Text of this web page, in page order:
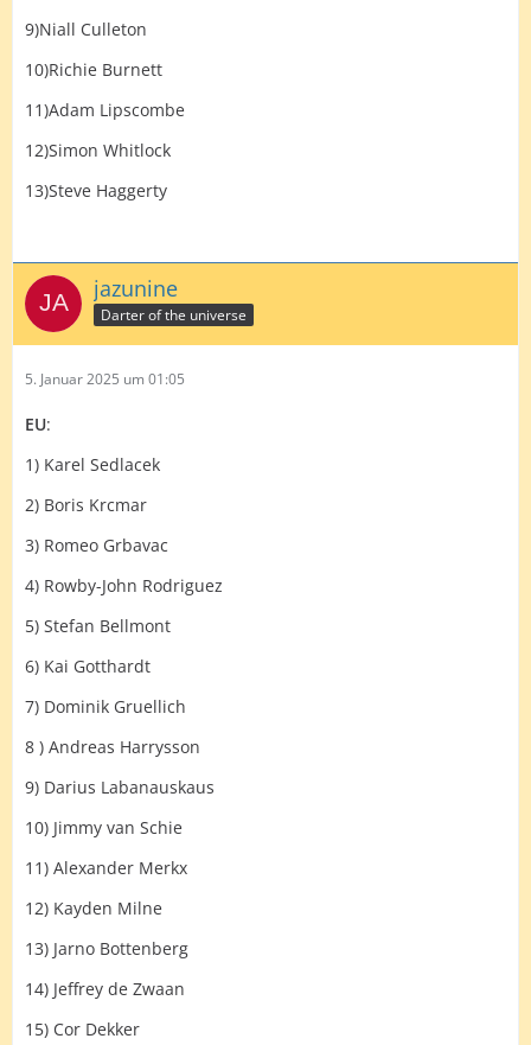
9)Niall Culleton
10)Richie Burnett
11)Adam Lipscombe
12)Simon Whitlock
13)Steve Haggerty
jazunine
Darter of the universe
5. Januar 2025 um 01:05
EU:
1) Karel Sedlacek
2) Boris Krcmar
3) Romeo Grbavac
4) Rowby-John Rodriguez
5) Stefan Bellmont
6) Kai Gotthardt
7) Dominik Gruellich
8 ) Andreas Harrysson
9) Darius Labanauskaus
10) Jimmy van Schie
11) Alexander Merkx
12) Kayden Milne
13) Jarno Bottenberg
14) Jeffrey de Zwaan
15) Cor Dekker